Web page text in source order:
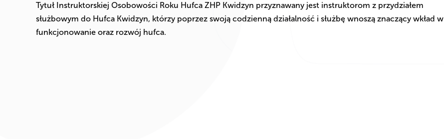
Tytuł Instruktorskiej Osobowości Roku Hufca ZHP Kwidzyn przyznawany jest instruktorom z przydziałem
służbowym do Hufca Kwidzyn, którzy poprzez swoją codzienną działalność i służbę wnoszą znaczący wkład w
funkcjonowanie oraz rozwój hufca.